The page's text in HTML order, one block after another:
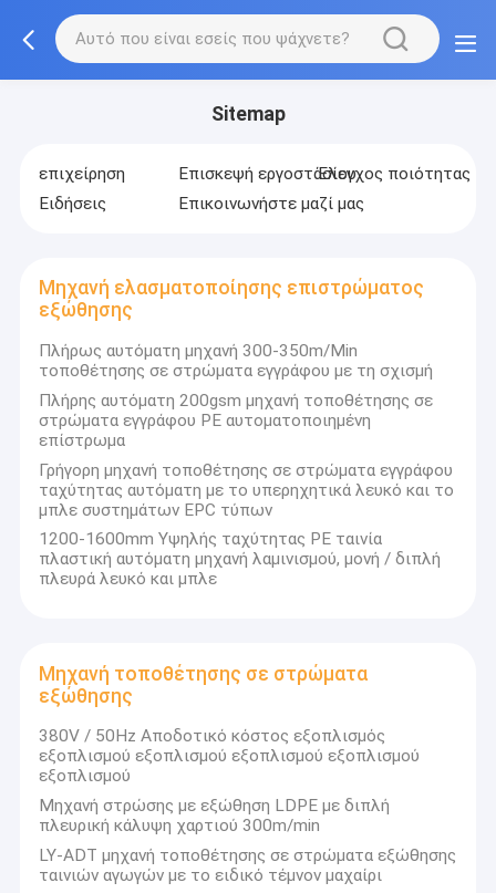
Sitemap
επιχείρηση Επισκεψή εργοστασίουΈλεγχος ποιότητας
Ειδήσεις
Επικοινωνήστε μαζί μας
Μηχανή ελασματοποίησης επιστρώματος
εξώθησης
Πλήρως αυτόματη μηχανή 300-350m/Min
τοποθέτησης σε στρώματα εγγράφου με τη σχισμή
Πλήρης αυτόματη 200gsm μηχανή τοποθέτησης σε
στρώματα εγγράφου PE αυτοματοποιημένη
επίστρωμα
Γρήγορη μηχανή τοποθέτησης σε στρώματα εγγράφου
ταχύτητας αυτόματη με το υπερηχητικά λευκό και το
μπλε συστημάτων EPC τύπων
1200-1600mm Υψηλής ταχύτητας PE ταινία
πλαστική αυτόματη μηχανή λαμινισμού, μονή / διπλή
πλευρά λευκό και μπλε
Μηχανή τοποθέτησης σε στρώματα
εξώθησης
380V / 50Hz Αποδοτικό κόστος εξοπλισμός
εξοπλισμού εξοπλισμού εξοπλισμού εξοπλισμού
εξοπλισμού
Μηχανή στρώσης με εξώθηση LDPE με διπλή
πλευρική κάλυψη χαρτιού 300m/min
LY-ADT μηχανή τοποθέτησης σε στρώματα εξώθησης
ταινιών αγωγών με το ειδικό τέμνον μαχαίρι